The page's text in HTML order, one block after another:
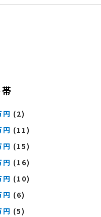
(2)
(11)
(15)
(16)
(10)
(6)
(5)